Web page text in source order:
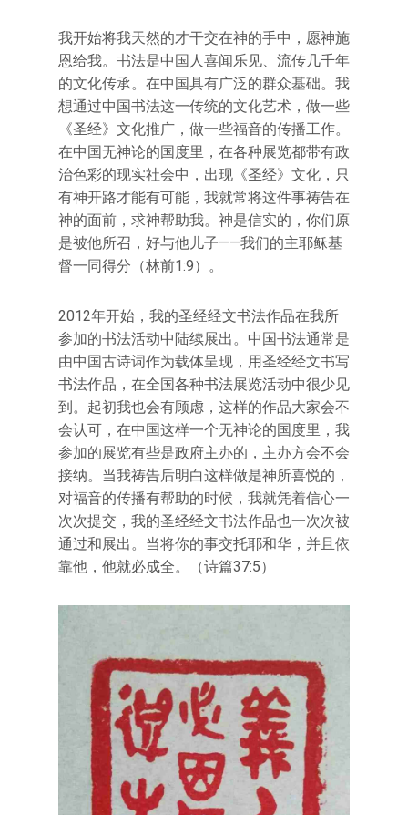
我开始将我天然的才干交在神的手中，愿神施
恩给我。书法是中国人喜闻乐见、流传几千年
的文化传承。在中国具有广泛的群众基础。我
想通过中国书法这一传统的文化艺术，做一些
《圣经》文化推广，做一些福音的传播工作。
在中国无神论的国度里，在各种展览都带有政
治色彩的现实社会中，出现《圣经》文化，只
有神开路才能有可能，我就常将这件事祷告在
神的面前，求神帮助我。神是信实的，你们原
是被他所召，好与他儿子——我们的主耶稣基
督一同得分（林前1:9）。
2012年开始，我的圣经经文书法作品在我所
参加的书法活动中陆续展出。中国书法通常是
由中国古诗词作为载体呈现，用圣经经文书写
书法作品，在全国各种书法展览活动中很少见
到。起初我也会有顾虑，这样的作品大家会不
会认可，在中国这样一个无神论的国度里，我
参加的展览有些是政府主办的，主办方会不会
接纳。当我祷告后明白这样做是神所喜悦的，
对福音的传播有帮助的时候，我就凭着信心一
次次提交，我的圣经经文书法作品也一次次被
通过和展出。当将你的事交托耶和华，并且依
靠他，他就必成全。（诗篇37:5）